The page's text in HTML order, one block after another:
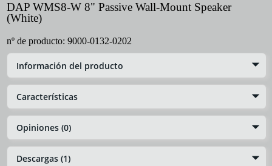
DAP WMS8-W 8" Passive Wall-Mount Speaker
(White)
nº de producto: 9000-0132-0202
Información del producto
Características
Opiniones (0)
Descargas (1)